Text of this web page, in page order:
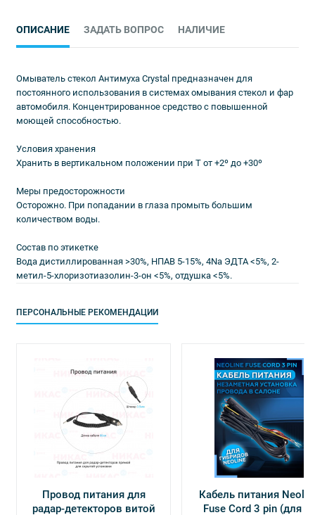
ОПИСАНИЕ ЗАДАТЬ ВОПРОС НАЛИЧИЕ
Омыватель стекол Антимуха Crystal предназначен для
постоянного использования в системах омывания стекол и фар
автомобиля. Концентрированное средство с повышенной
моющей способностью.
Условия хранения
Хранить в вертикальном положении при Т от +2º до +30º
Меры предосторожности
Осторожно. При попадании в глаза промыть большим
количеством воды.
Состав по этикетке
Вода дистиллированная >30%, НПАВ 5-15%, 4Na ЭДТА <5%, 2-
метил-5-хлоризотиазолин-3-он <5%, отдушка <5%.
ПЕРСОНАЛЬНЫЕ РЕКОМЕНДАЦИИ
Провод питания для
радар-детекторов витой
Кабель питания
Fuse Cord 3 pin (для Х-